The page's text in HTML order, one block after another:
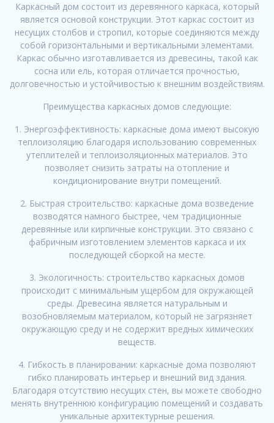
Каркасный дом состоит из деревянного каркаса, который
является основой конструкции. Этот каркас состоит из
несущих столбов и стропил, которые соединяются между
собой горизонтальными и вертикальными элементами.
Каркас обычно изготавливается из древесины, такой как
сосна или ель, которая отличается прочностью,
долговечностью и устойчивостью к внешним воздействиям.
Преимущества каркасных домов следующие:
1. Энергоэффективность: каркасные дома имеют высокую
теплоизоляцию благодаря использованию современных
утеплителей и теплоизоляционных материалов. Это
позволяет снизить затраты на отопление и
кондиционирование внутри помещений.
2. Быстрая строительство: каркасные дома возведение
возводятся намного быстрее, чем традиционные
деревянные или кирпичные конструкции. Это связано с
фабричным изготовлением элементов каркаса и их
последующей сборкой на месте.
3. Экологичность: строительство каркасных домов
происходит с минимальным ущербом для окружающей
среды. Древесина является натуральным и
возобновляемым материалом, который не загрязняет
окружающую среду и не содержит вредных химических
веществ.
4. Гибкость в планировании: каркасные дома позволяют
гибко планировать интерьер и внешний вид здания.
Благодаря отсутствию несущих стен, вы можете свободно
менять внутреннюю конфигурацию помещений и создавать
уникальные архитектурные решения.